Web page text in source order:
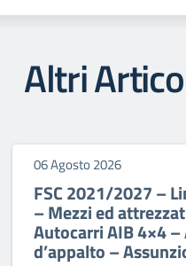
Altri
06 Agosto 2026
FSC 2021/2027 –
– Mezzi ed
Autocarri AIB 4×4
d’appalto –